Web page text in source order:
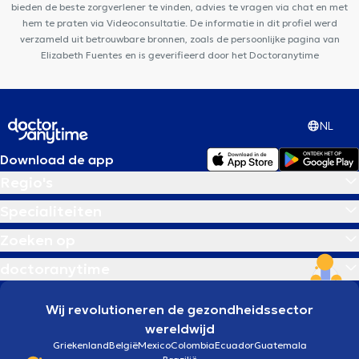
bieden de beste zorgverlener te vinden, advies te vragen via chat en met
hem te praten via Videoconsultatie. De informatie in dit profiel werd
verzameld uit betrouwbare bronnen, zoals de persoonlijke pagina van
Elizabeth Fuentes en is geverifieerd door het Doctoranytime
NL
Download de app
Wij revolutioneren de gezondheidssector
wereldwijd
GriekenlandBelgiëMexicoColombiaEcuadorGuatemala